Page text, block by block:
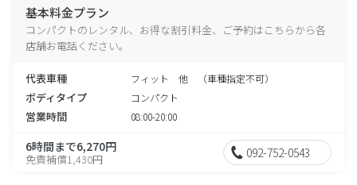
基本料金プラン
コンパクトのレンタル、お得な割引料金、ご予約はこちらから各
店舗お電話ください。
代表車種 フィット 他 （車種指定不可）
ボディタイプ コンパクト
営業時間 08:00-20:00
6時間まで6,270円
免責補償1,430円 092-752-0543